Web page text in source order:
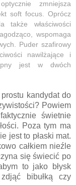
zmniejsza
soft focus. Oprócz
także właściwości
wspomaga
Puder szafirowy
nawilżające i
jest w dwóch
kandydat do
Powiem
świetnie
Poza tym ma
jest to płaski mat.
całkiem nieźle
się świecić po
to jako błysk
bibułką czy